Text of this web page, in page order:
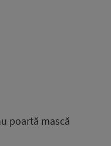
poartă mască